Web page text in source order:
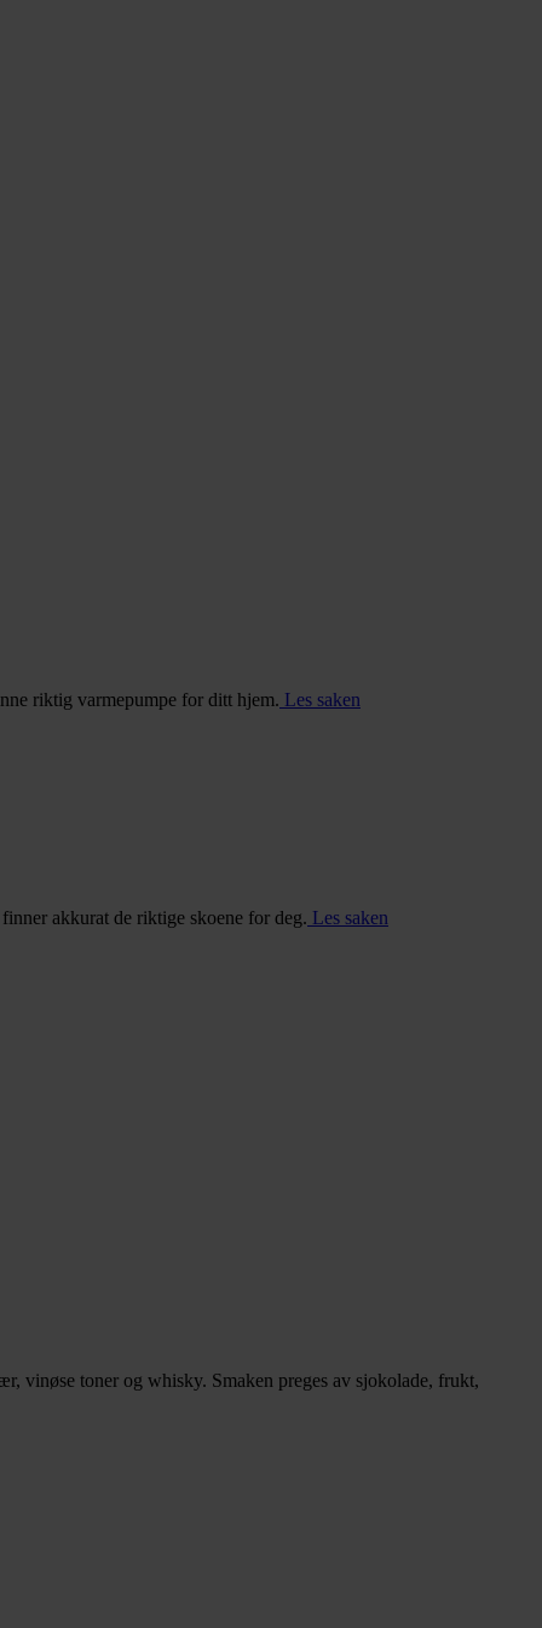
riktig varmepumpe for ditt hjem. Les saken
akkurat de riktige skoene for deg. Les saken
vinøse toner og whisky. Smaken preges av sjokolade, frukt,